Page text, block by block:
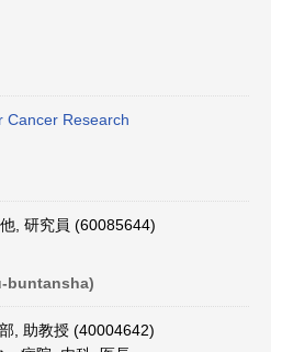
Cancer Research
, 研究員 (60085644)
buntansha)
, 助教授 (40004642)